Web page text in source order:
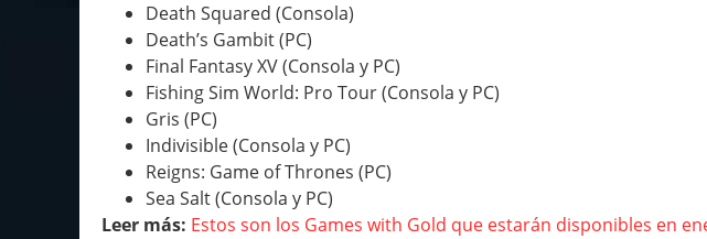
Death Squared (Consola)
Death’s Gambit (PC)
Final Fantasy XV (Consola y PC)
Fishing Sim World: Pro Tour (Consola y PC)
Gris (PC)
Indivisible (Consola y PC)
Reigns: Game of Thrones (PC)
Sea Salt (Consola y PC)
Leer más: Estos son los Games with Gold que estarán disponibles en